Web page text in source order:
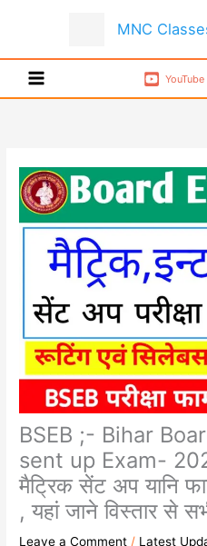
MNC
YouTube
BSEB ;- Bihar
sent up Exam- 2023
मैट्रिक सेंट अप यानि
, यहां जाने विस्तार से
Leave a Comment / Latest